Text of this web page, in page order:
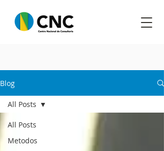
Blog
All Posts
Metodos
All Posts